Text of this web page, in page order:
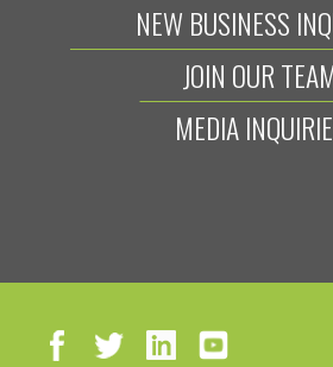
NEW BUSINESS
JOIN OUR
MEDIA